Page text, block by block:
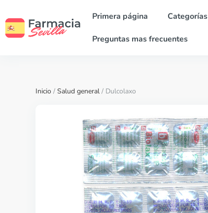
Primera página Categorías
Preguntas mas frecuentes
Inicio / Salud general / Dulcolaxo